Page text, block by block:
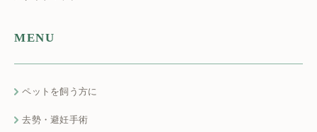
MENU
ペットを飼う方に
去勢・避妊手術